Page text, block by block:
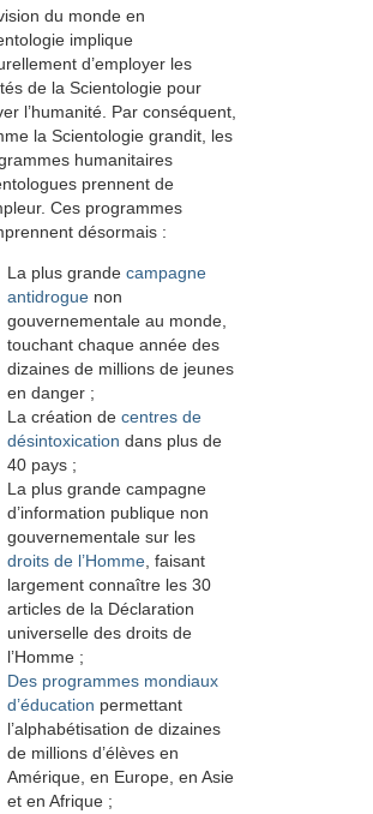
du monde en
implique
d’employer les
de la Scientologie pour
l’humanité. Par conséquent,
la Scientologie grandit, les
humanitaires
prennent de
Ces programmes
désormais :
La plus grande campagne
antidroguenon
gouvernementale au monde,
touchant chaque année des
dizaines de millions de jeunes
en danger ;
La création de centres de
désintoxication dans plus de
40 pays ;
La plus grande campagne
d’information publique non
gouvernementale sur les
droits de l’Homme, faisant
largement connaître les 30
articles de la Déclaration
universelle des droits de
l’Homme ;
Des programmes mondiaux
d’éducation permettant
l’alphabétisation de dizaines
de millions d’élèves en
Amérique, en Europe, en Asie
et en Afrique ;